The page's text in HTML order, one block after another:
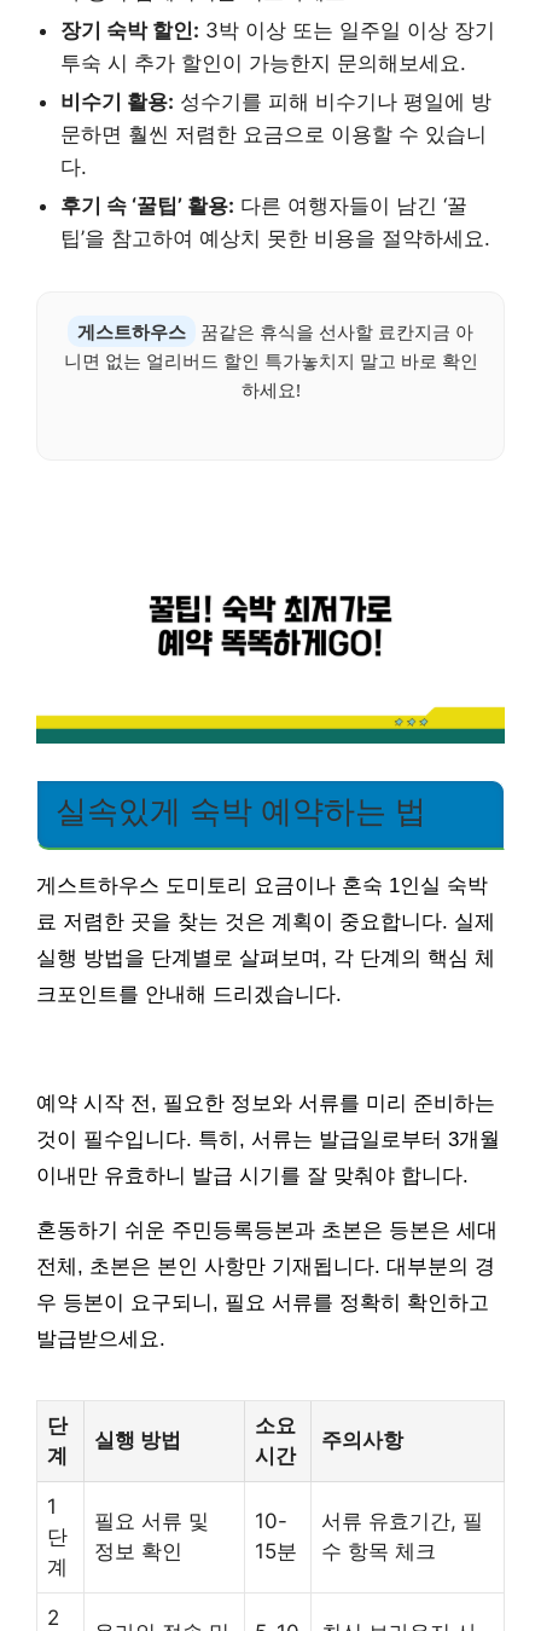
장기 숙박 할인: 3박 이상 또는 일주일 이상 장기
투숙 시 추가 할인이 가능한지 문의해보세요.
비수기 활용: 성수기를 피해 비수기나 평일에 방
문하면 훨씬 저렴한 요금으로 이용할 수 있습니
다.
후기 속 ‘꿀팁’ 활용: 다른 여행자들이 남긴 ‘꿀
팁’을 참고하여 예상치 못한 비용을 절약하세요.
게스트하우스
꿈같은 휴식을 선사할 료칸지금 아
니면 없는 얼리버드 할인 특가놓치지 말고 바로 확인
하세요!
실속있게 숙박 예약하는 법
게스트하우스 도미토리 요금이나 혼숙 1인실 숙박
료 저렴한 곳을 찾는 것은 계획이 중요합니다. 실제
실행 방법을 단계별로 살펴보며, 각 단계의 핵심 체
크포인트를 안내해 드리겠습니다.
예약 시작 전, 필요한 정보와 서류를 미리 준비하는
것이 필수입니다. 특히, 서류는 발급일로부터 3개월
이내만 유효하니 발급 시기를 잘 맞춰야 합니다.
혼동하기 쉬운 주민등록등본과 초본은 등본은 세대
전체, 초본은 본인 사항만 기재됩니다. 대부분의 경
우 등본이 요구되니, 필요 서류를 정확히 확인하고
발급받으세요.
단
계
실행 방법
소요
시간
주의사항
1
단
계
필요 서류 및
정보 확인
10-
15분
서류 유효기간, 필
수 항목 체크
2